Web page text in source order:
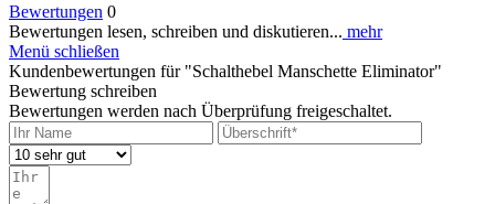
Bewertungen 0
Bewertungen lesen, schreiben und diskutieren... mehr
Menü schließen
Kundenbewertungen für "Schalthebel Manschette Eliminator"
Bewertung schreiben
Bewertungen werden nach Überprüfung freigeschaltet.